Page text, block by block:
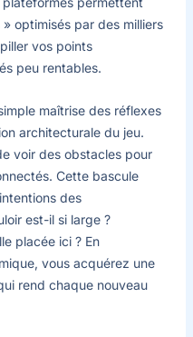
optimisés par des milliers
vos points
peu rentables.
maîtrise des réflexes
architecturale du jeu.
voir des obstacles pour
Cette bascule
des
est-il si large ?
placée ici ? En
vous acquérez une
rend chaque nouveau